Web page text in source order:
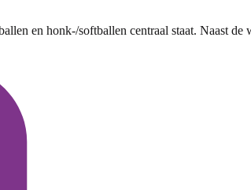
en honk-/softballen centraal staat. Naast